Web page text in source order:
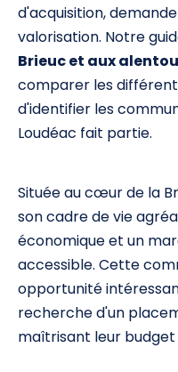
d'acquisition,
valorisation. Notre
Brieuc et aux
comparer les
d'identifier les
Loudéac fait partie.
Située au cœur de la
son cadre de vie
économique et un
accessible. Cette
opportunité
recherche d'un
maîtrisant leur budget